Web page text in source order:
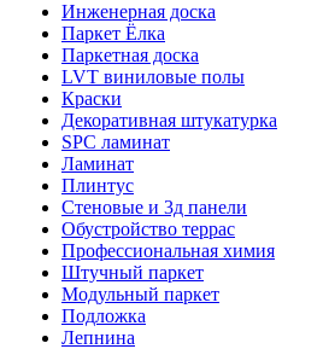
Инженерная доска
Паркет Ёлка
Паркетная доска
LVT виниловые полы
Краски
Декоративная штукатурка
SPC ламинат
Ламинат
Плинтус
Стеновые и 3д панели
Обустройство террас
Профессиональная химия
Штучный паркет
Модульный паркет
Подложка
Лепнина